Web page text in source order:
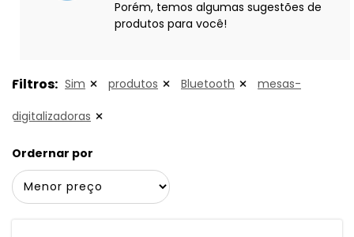
Porém, temos algumas sugestões de
produtos para você!
Filtros: Sim produtos Bluetooth mesas-
digitalizadoras
Ordernar por